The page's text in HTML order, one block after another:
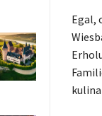
Egal,